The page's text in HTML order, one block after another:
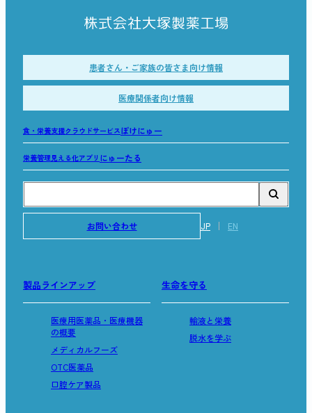
患者さん・ご家族の皆さま向け情報
医療関係者向け情報
食・栄養支援クラウドサービスぽけにゅー
栄養管理見える化アプリ にゅーたる
お問い合わせ JP EN
製品ラインアップ
医療用医薬品・医療機器
の概要
メディカルフーズ
OTC医薬品
口腔ケア製品
生命を守る
輸液と栄養
脱水を学ぶ